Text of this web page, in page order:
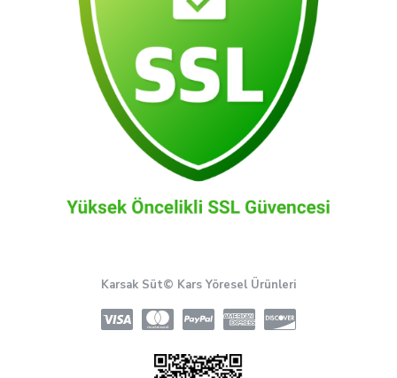
Karsak Süt© Kars Yöresel Ürünleri